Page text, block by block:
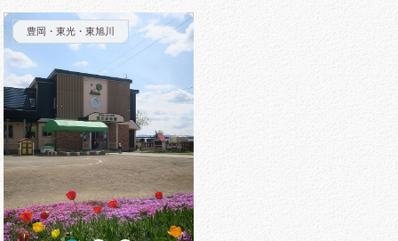
豊岡・東光・東旭川